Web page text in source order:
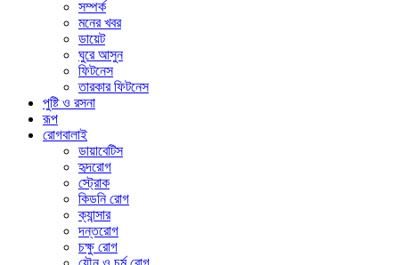
সম্পর্ক
মনের খবর
ডায়েট
ঘুরে আসুন
ফিটনেস
তারকার ফিটনেস
পুষ্টি ও রসনা
রূপ
রোগবালাই
ডায়াবেটিস
হৃদরোগ
স্ট্রোক
কিডনি রোগ
ক্যান্সার
দন্তরোগ
চক্ষু রোগ